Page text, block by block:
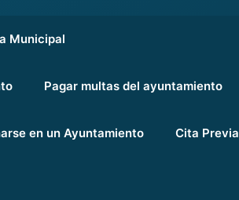
Municipal
Pagar multas del ayuntamiento
en un Ayuntamiento Cita Previa